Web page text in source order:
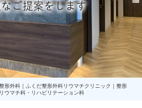
ご提案をします
形外科｜ふくだ整形外科リウマチクリニック｜整形
ウマチ科・リハビリテーション科